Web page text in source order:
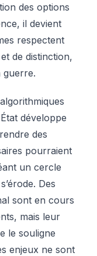
des options
il devient
respectent
de distinction,
guerre.
développe
des
pourraient
un cercle
Des
sont en cours
mais leur
le souligne
enjeux ne sont